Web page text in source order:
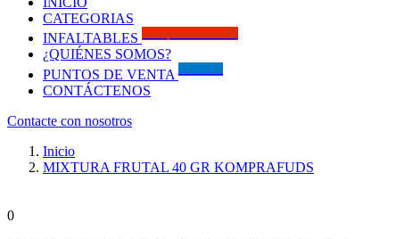
CATEGORIAS
INFALTABLES
¿QUIÉNES SOMOS?
PUNTOS DE VENTA
CONTÁCTENOS
Contacte con nosotros
Inicio
MIXTURA FRUTAL 40 GR KOMPRAFUDS
0